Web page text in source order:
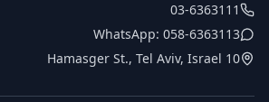
03-6363111
WhatsApp: 058-6363113
10 Hamasger St., Tel Aviv, Israel